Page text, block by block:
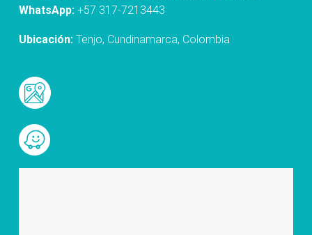
WhatsApp: +57 317-7213443
Ubicación: Tenjo, Cundinamarca, Colombia